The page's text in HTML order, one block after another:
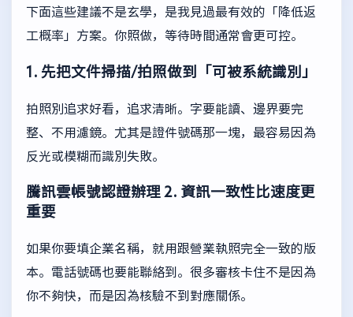
下面這些建議不是玄學，是我見過最有效的「降低返
工概率」方案。你照做，等待時間通常會更可控。
1. 先把文件掃描/拍照做到「可被系統識別」
拍照別追求好看，追求清晰。字要能讀、邊界要完
整、不用濾鏡。尤其是證件號碼那一塊，最容易因為
反光或模糊而識別失敗。
騰訊雲帳號認證辦理 2. 資訊一致性比速度更
重要
如果你要填企業名稱，就用跟營業執照完全一致的版
本。電話號碼也要能聯絡到。很多審核卡住不是因為
你不夠快，而是因為核驗不到對應關係。